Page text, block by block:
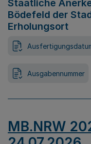
Staatliche
Bödefeld der
Erholungsort
Ausgabennummer
MB.NRW